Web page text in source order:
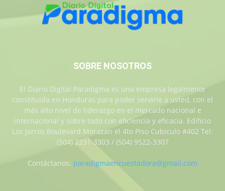
SOBRE NOSOTROS
El Diario Digital Paradigma es una empresa legalmente
constituida en Honduras para poder servirle a usted, con el
más alto nivel de liderazgo en el mercado nacional e
internacional y sobre todo con eficiencia y eficacia. Edificio
Los Jarros Boulevard Morazan el 4to Piso Cubiculo #402 Tel:
(504) 2231-3303 / (504) 9522-3307
Contáctanos: paradigmaencuestadora@gmail.com